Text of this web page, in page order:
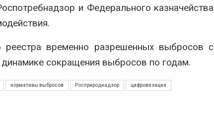
и Федерального казначейства
реестра временно разрешенных выбросов с
сокращения выбросов по годам.
нормативы выбросов Росприроднадзор цифровизация